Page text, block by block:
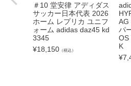
＃10 堂安律 アディダス
サッカー日本代表 2026
ホーム レプリカ ユニフ
ォーム adidas daz45 kd
3345
¥18,150 （税込）
AG
パ
OS
K
¥